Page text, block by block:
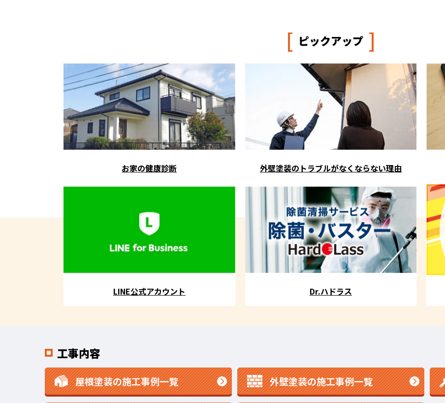
[ ピックアップ ]
お家の健康診断 外壁塗装のトラブルがなくならない理由
LINE公式アカウント Dr.ハドラス
工事内容
屋根塗装の施工事例一覧 外壁塗装の施工事例一覧